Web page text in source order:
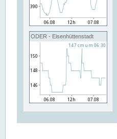
ODER - Eisenhüttenstadt